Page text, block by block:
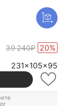
39 240₽ 20%
231x105x95